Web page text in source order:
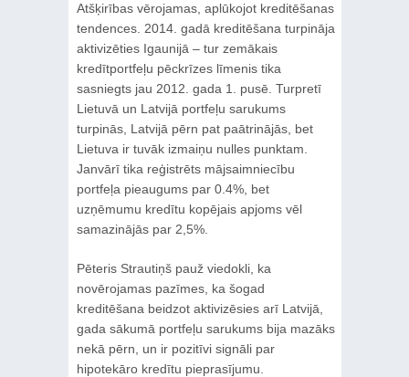
Atšķirības vērojamas, aplūkojot kreditēšanas
tendences. 2014. gadā kreditēšana turpināja
aktivizēties Igaunijā – tur zemākais
kredītportfeļu pēckrīzes līmenis tika
sasniegts jau 2012. gada 1. pusē. Turpretī
Lietuvā un Latvijā portfeļu sarukums
turpinās, Latvijā pērn pat paātrinājās, bet
Lietuva ir tuvāk izmaiņu nulles punktam.
Janvārī tika reģistrēts mājsaimniecību
portfeļa pieaugums par 0.4%, bet
uzņēmumu kredītu kopējais apjoms vēl
samazinājās par 2,5%.
Pēteris Strautiņš pauž viedokli, ka
novērojamas pazīmes, ka šogad
kreditēšana beidzot aktivizēsies arī Latvijā,
gada sākumā portfeļu sarukums bija mazāks
nekā pērn, un ir pozitīvi signāli par
hipotekāro kredītu pieprasījumu.